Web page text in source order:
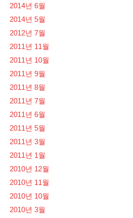
2014년 6월
2014년 5월
2012년 7월
2011년 11월
2011년 10월
2011년 9월
2011년 8월
2011년 7월
2011년 6월
2011년 5월
2011년 3월
2011년 1월
2010년 12월
2010년 11월
2010년 10월
2010년 3월